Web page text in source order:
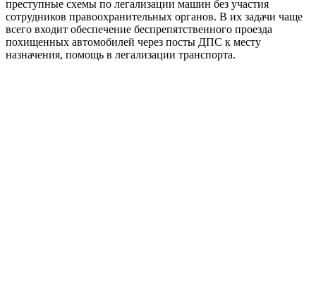
преступные схемы по легализации машин без участия
сотрудников правоохранительных органов. В их задачи чаще
всего входит обеспечение беспрепятственного проезда
похищенных автомобилей через посты ДПС к месту
назначения, помощь в легализации транспорта.